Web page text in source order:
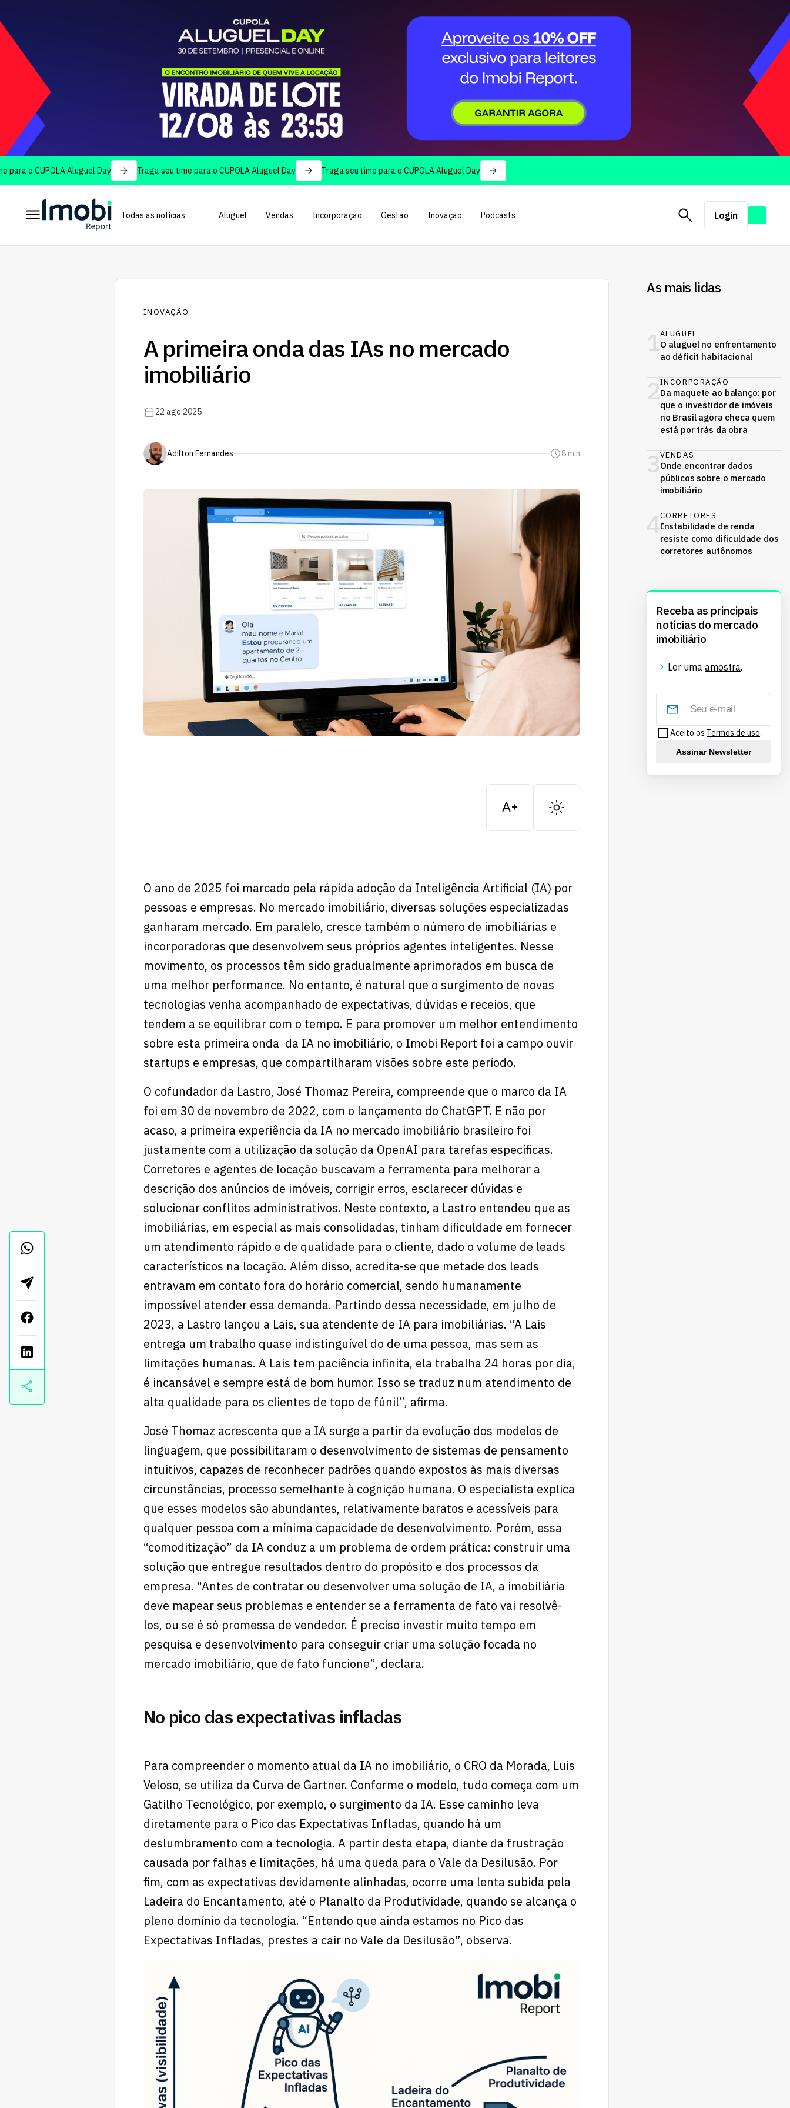
Aluguel Day Traga seu time para o CUPOLA Aluguel Day Traga seu time para o CUPOLA Aluguel Day
Todas as notícias Aluguel Vendas Incorporação Gestão Inovação Podcasts Login
INOVAÇÃO
A primeira onda das IAs no mercado
imobiliário
22 ago 2025
Adilton Fernandes 8 min
O ano de 2025 foi marcado pela rápida adoção da Inteligência Artificial (IA) por
pessoas e empresas. No mercado imobiliário, diversas soluções especializadas
ganharam mercado. Em paralelo, cresce também o número de imobiliárias e
incorporadoras que desenvolvem seus próprios agentes inteligentes. Nesse
movimento, os processos têm sido gradualmente aprimorados em busca de
uma melhor performance. No entanto, é natural que o surgimento de novas
tecnologias venha acompanhado de expectativas, dúvidas e receios, que
tendem a se equilibrar com o tempo. E para promover um melhor entendimento
sobre esta primeira onda da IA no imobiliário, o Imobi Report foi a campo ouvir
startups e empresas, que compartilharam visões sobre este período.
O cofundador da Lastro, José Thomaz Pereira, compreende que o marco da IA
foi em 30 de novembro de 2022, com o lançamento do ChatGPT. E não por
acaso, a primeira experiência da IA no mercado imobiliário brasileiro foi
justamente com a utilização da solução da OpenAI para tarefas específicas.
Corretores e agentes de locação buscavam a ferramenta para melhorar a
descrição dos anúncios de imóveis, corrigir erros, esclarecer dúvidas e
solucionar conflitos administrativos. Neste contexto, a Lastro entendeu que as
imobiliárias, em especial as mais consolidadas, tinham dificuldade em fornecer
um atendimento rápido e de qualidade para o cliente, dado o volume de leads
característicos na locação. Além disso, acredita-se que metade dos leads
entravam em contato fora do horário comercial, sendo humanamente
impossível atender essa demanda. Partindo dessa necessidade, em julho de
2023, a Lastro lançou a Lais, sua atendente de IA para imobiliárias. “A Lais
entrega um trabalho quase indistinguível do de uma pessoa, mas sem as
limitações humanas. A Lais tem paciência infinita, ela trabalha 24 horas por dia,
é incansável e sempre está de bom humor. Isso se traduz num atendimento de
alta qualidade para os clientes de topo de fúnil”, afirma.
José Thomaz acrescenta que a IA surge a partir da evolução dos modelos de
linguagem, que possibilitaram o desenvolvimento de sistemas de pensamento
intuitivos, capazes de reconhecer padrões quando expostos às mais diversas
circunstâncias, processo semelhante à cognição humana. O especialista explica
que esses modelos são abundantes, relativamente baratos e acessíveis para
qualquer pessoa com a mínima capacidade de desenvolvimento. Porém, essa
“comoditização” da IA conduz a um problema de ordem prática: construir uma
solução que entregue resultados dentro do propósito e dos processos da
empresa. “Antes de contratar ou desenvolver uma solução de IA, a imobiliária
deve mapear seus problemas e entender se a ferramenta de fato vai resolvê-
los, ou se é só promessa de vendedor. É preciso investir muito tempo em
pesquisa e desenvolvimento para conseguir criar uma solução focada no
mercado imobiliário, que de fato funcione”, declara.
No pico das expectativas infladas
Para compreender o momento atual da IA no imobiliário, o CRO da Morada, Luis
Veloso, se utiliza da Curva de Gartner. Conforme o modelo, tudo começa com um
Gatilho Tecnológico, por exemplo, o surgimento da IA. Esse caminho leva
diretamente para o Pico das Expectativas Infladas, quando há um
deslumbramento com a tecnologia. A partir desta etapa, diante da frustração
causada por falhas e limitações, há uma queda para o Vale da Desilusão. Por
fim, com as expectativas devidamente alinhadas, ocorre uma lenta subida pela
Ladeira do Encantamento, até o Planalto da Produtividade, quando se alcança o
pleno domínio da tecnologia. “Entendo que ainda estamos no Pico das
Expectativas Infladas, prestes a cair no Vale da Desilusão”, observa.
As mais lidas
1ALUGUEL
O aluguel no enfrentamento
ao déficit habitacional
2INCORPORAÇÃO
Da maquete ao balanço: por
que o investidor de imóveis
no Brasil agora checa quem
está por trás da obra
3VENDAS
Onde encontrar dados
públicos sobre o mercado
imobiliário
4CORRETORES
Instabilidade de renda
resiste como dificuldade dos
corretores autônomos
Receba as principais
notícias do mercado
imobiliário
Ler uma amostra.
Aceito os Termos de uso.
Assinar Newsletter